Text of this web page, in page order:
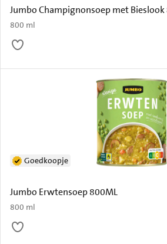
Jumbo Champignonsoep met
800 ml
Jumbo Erwtensoep 800ML
800 ml
Goedkoopje